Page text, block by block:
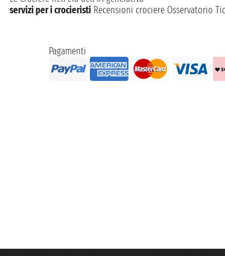
servizi per i crocieristi Recensioni crociere Osservatorio
Pagamenti